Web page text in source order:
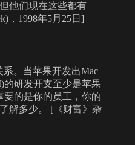
他们现在这些都有
，1998年5月25日]
。当苹果开发出Mac
的研发开支至少是苹果
要的是你的员工，你的
解多少。 [《财富》杂